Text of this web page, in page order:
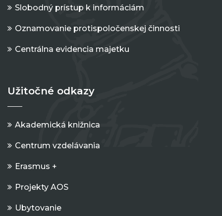
Slobodný prístup k informáciám
Oznamovanie protispoločenskej činnosti
Centrálna evidencia majetku
Užitočné odkazy
Akademická knižnica
Centrum vzdelávania
Erasmus +
Projekty AOS
Ubytovanie